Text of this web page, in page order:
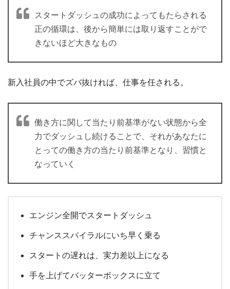
スタートダッシュの成功によってもたらされる
正の循環は、後から簡単には取り返すことがで
きないほど大きなもの
新入社員の中でズバ抜ければ、仕事を任される。
働き方に関して当たり前基準がない状態から全
力でダッシュし続けることで、それがあなたに
とっての働き方の当たり前基準となり、習慣と
なっていく
エンジン全開でスタートダッシュ
チャンススパイラルにいち早く乗る
スタートの遅れは、実力差以上になる
手を上げてバッターボックスに立て